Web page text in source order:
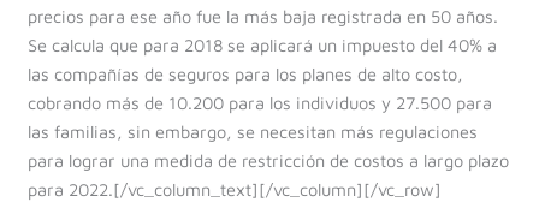
precios para ese año fue la más baja registrada en 50 años.
Se calcula que para 2018 se aplicará un impuesto del 40% a
las compañías de seguros para los planes de alto costo,
cobrando más de 10.200 para los individuos y 27.500 para
las familias, sin embargo, se necesitan más regulaciones
para lograr una medida de restricción de costos a largo plazo
para 2022.[/vc_column_text][/vc_column][/vc_row]